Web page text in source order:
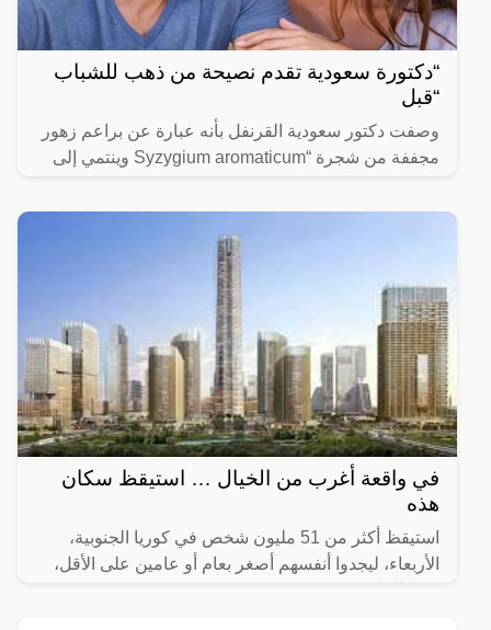
“دكتورة سعودية تقدم نصيحة من ذهب للشباب
“قبل
وصفت دكتور سعودية القرنفل بأنه عبارة عن براعم زهور
مجففة من شجرة “Syzygium aromaticum وينتمي إلى
ينمو في
في واقعة أغرب من الخيال … استيقظ سكان
هذه
استيقظ أكثر من 51 مليون شخص في كوريا الجنوبية،
الأربعاء، ليجدوا أنفسهم أصغر بعام أو عامين على الأقل،